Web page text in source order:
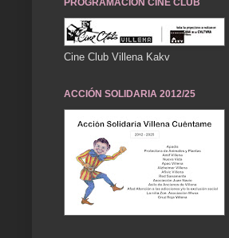
PROGRAMACIÓN CINE CLUB
Cine Club Villena Kakv
ACCIÓN SOLIDARIA 2012/25